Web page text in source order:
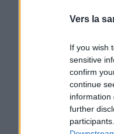
Vers la
If you wish
sensitive
confirm
continue
information
further